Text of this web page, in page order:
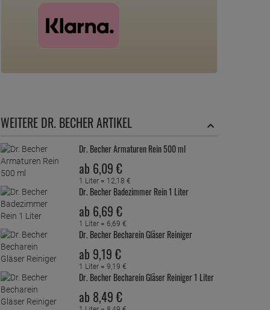
WEITERE DR. BECHER ARTIKEL
Dr. Becher Armaturen Rein 500 ml
ab 6,09 €
1 Liter = 12,18 €
Dr. Becher Badezimmer Rein 1 Liter
ab 6,69 €
1 Liter = 6,69 €
Dr. Becher Becharein Gläser Reiniger
ab 9,19 €
1 Liter = 9,19 €
Dr. Becher Becharein Gläser Reiniger 1 Liter
ab 8,49 €